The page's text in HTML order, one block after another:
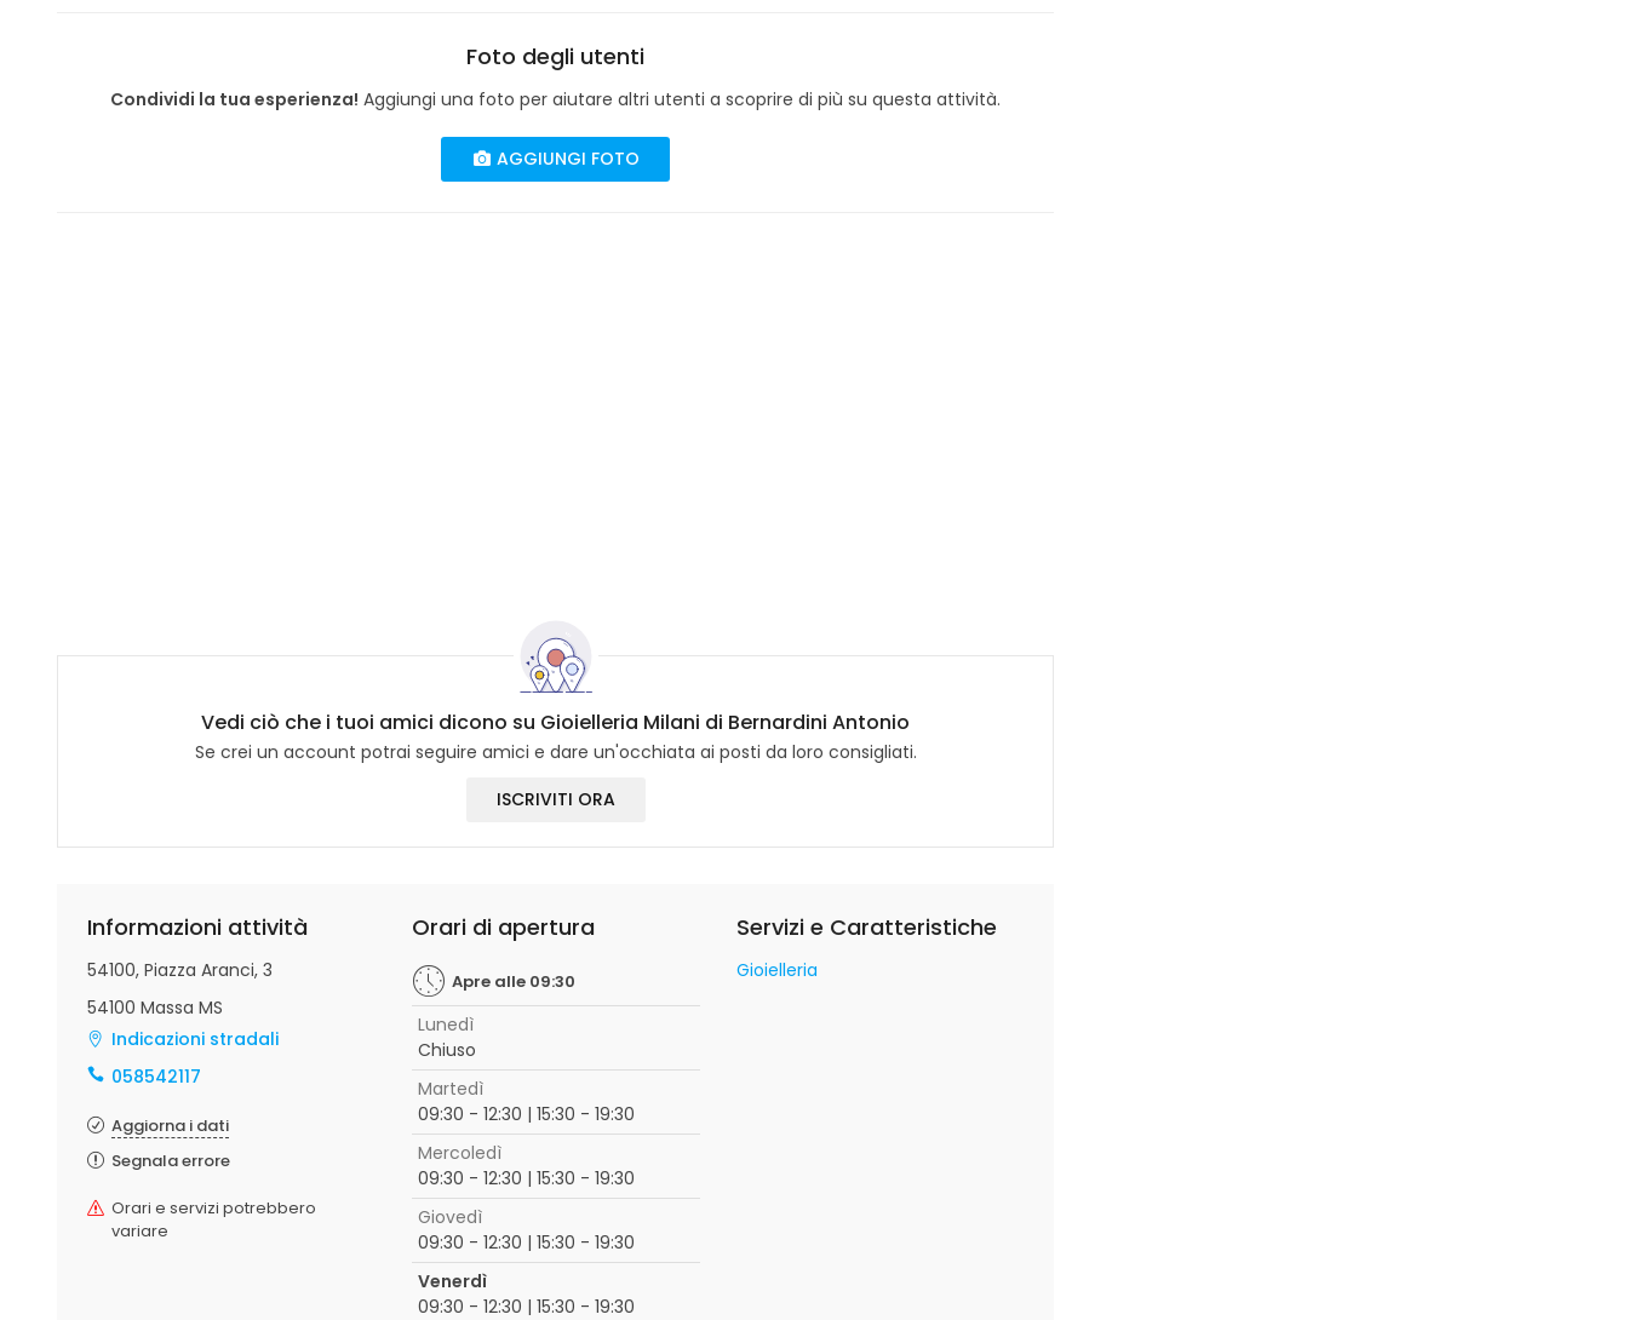
Foto degli utenti
Condividi la tua esperienza! Aggiungi una foto per aiutare altri utenti a scoprire di più su questa attività.
AGGIUNGI FOTO
Vedi ciò che i tuoi amici dicono su Gioielleria Milani di Bernardini Antonio
Se crei un account potrai seguire amici e dare un'occhiata ai posti da loro consigliati.
ISCRIVITI ORA
Informazioni attività
54100, Piazza Aranci, 3
54100 Massa MS
Indicazioni stradali
058542117
Aggiorna i dati
Segnala errore
Orari e servizi potrebbero
variare
Orari di apertura
Apre alle 09:30
Lunedì
Chiuso
Martedì
09:30 - 12:30 | 15:30 - 19:30
Mercoledì
09:30 - 12:30 | 15:30 - 19:30
Giovedì
09:30 - 12:30 | 15:30 - 19:30
Venerdì
09:30 - 12:30 | 15:30 - 19:30
Servizi e Caratteristiche
Gioielleria